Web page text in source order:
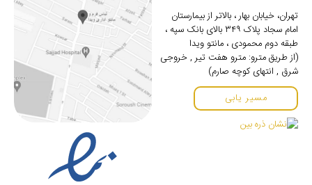
تهران، خیابان بهار ، بالاتر از بیمارستان
امام سجاد پلاک ۳۴۹ بالای بانک سپه ،
طبقه دوم محمودی ، مانتو ویدا
(از طریق مترو: مترو هفت تیر , خروجی
شرق , انتهای کوچه صارم)
مسیر یابی